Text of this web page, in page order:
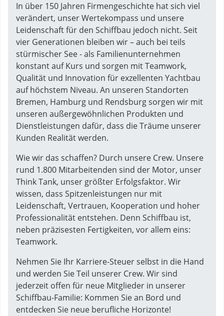
In über 150 Jahren Firmengeschichte hat sich viel
verändert, unser Wertekompass und unsere
Leidenschaft für den Schiffbau jedoch nicht. Seit
vier Generationen bleiben wir – auch bei teils
stürmischer See - als Familienunternehmen
konstant auf Kurs und sorgen mit Teamwork,
Qualität und Innovation für exzellenten Yachtbau
auf höchstem Niveau. An unseren Standorten
Bremen, Hamburg und Rendsburg sorgen wir mit
unseren außergewöhnlichen Produkten und
Dienstleistungen dafür, dass die Träume unserer
Kunden Realität werden.
Wie wir das schaffen? Durch unsere Crew. Unsere
rund 1.800 Mitarbeitenden sind der Motor, unser
Think Tank, unser größter Erfolgsfaktor. Wir
wissen, dass Spitzenleistungen nur mit
Leidenschaft, Vertrauen, Kooperation und hoher
Professionalität entstehen. Denn Schiffbau ist,
neben präzisesten Fertigkeiten, vor allem eins:
Teamwork.
Nehmen Sie Ihr Karriere-Steuer selbst in die Hand
und werden Sie Teil unserer Crew. Wir sind
jederzeit offen für neue Mitglieder in unserer
Schiffbau-Familie: Kommen Sie an Bord und
entdecken Sie neue berufliche Horizonte!